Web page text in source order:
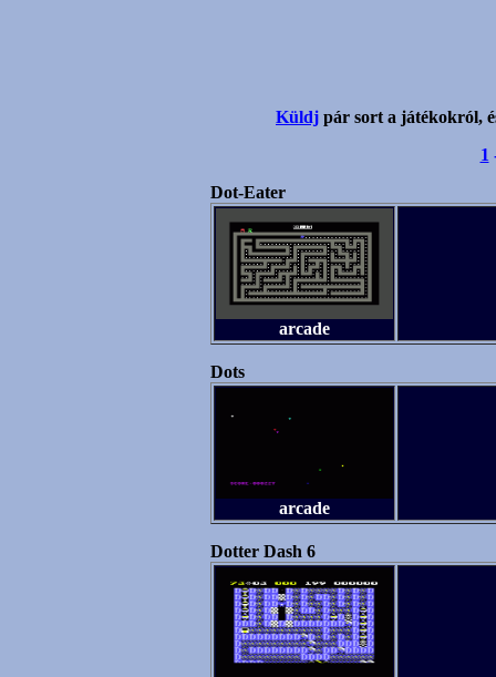
Küldj pár sort a játékokról,
1
Dot-Eater
arcade
Dots
arcade
Dotter Dash 6